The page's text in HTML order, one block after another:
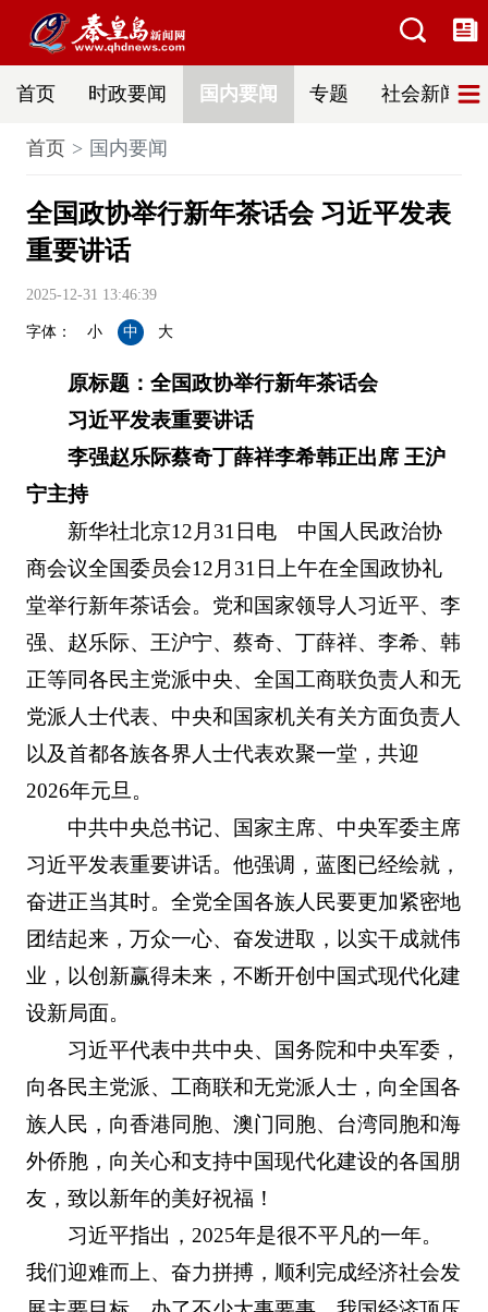
首页 时政要闻 国内要闻 专题 社会新闻
首页 国内要闻
全国政协举行新年茶话会 习近平发表
重要讲话
2025-12-31 13:46:39
字体： 小 中 大
原标题：全国政协举行新年茶话会
习近平发表重要讲话
李强赵乐际蔡奇丁薛祥李希韩正出席 王沪
宁主持
新华社北京12月31日电 中国人民政治协
商会议全国委员会12月31日上午在全国政协礼
堂举行新年茶话会。党和国家领导人习近平、李
强、赵乐际、王沪宁、蔡奇、丁薛祥、李希、韩
正等同各民主党派中央、全国工商联负责人和无
党派人士代表、中央和国家机关有关方面负责人
以及首都各族各界人士代表欢聚一堂，共迎
2026年元旦。
中共中央总书记、国家主席、中央军委主席
习近平发表重要讲话。他强调，蓝图已经绘就，
奋进正当其时。全党全国各族人民要更加紧密地
团结起来，万众一心、奋发进取，以实干成就伟
业，以创新赢得未来，不断开创中国式现代化建
设新局面。
习近平代表中共中央、国务院和中央军委，
向各民主党派、工商联和无党派人士，向全国各
族人民，向香港同胞、澳门同胞、台湾同胞和海
外侨胞，向关心和支持中国现代化建设的各国朋
友，致以新年的美好祝福！
习近平指出，2025年是很不平凡的一年。
我们迎难而上、奋力拼搏，顺利完成经济社会发